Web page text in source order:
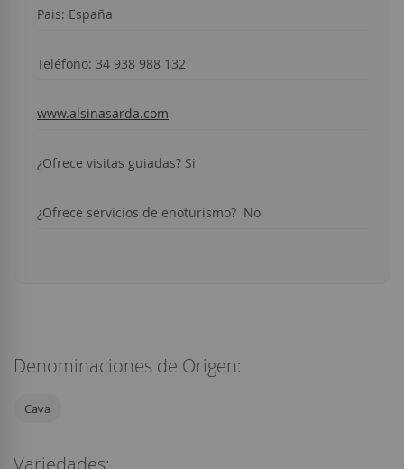
Pais: España
Teléfono: 34 938 988 132
www.alsinasarda.com
¿Ofrece visitas guiadas? Si
¿Ofrece servicios de enoturismo? No
Denominaciones de Origen:
Cava